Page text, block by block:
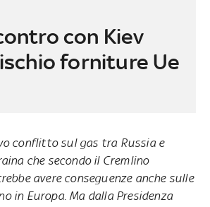
con Kiev
forniture Ue
conflitto sul gas tra Russia e
che secondo il Cremlino
avere conseguenze anche sulle
in Europa. Ma dalla Presidenza